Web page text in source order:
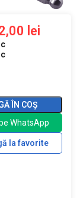
lei
ÎN COȘ
WhatsApp
la favorite